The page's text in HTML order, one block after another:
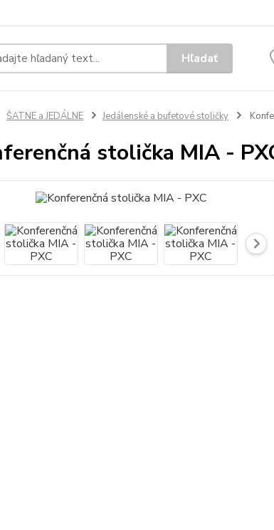
Hľadať
ŠATNE a JEDÁLNE Jedálenské a bufetové stoličky
stolička MIA -